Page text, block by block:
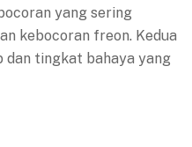
yang sering
kebocoran freon. Kedua
dan tingkat bahaya yang